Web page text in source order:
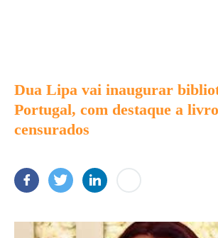
Dua Lipa vai inaugurar
Portugal, com destaque a
censurados